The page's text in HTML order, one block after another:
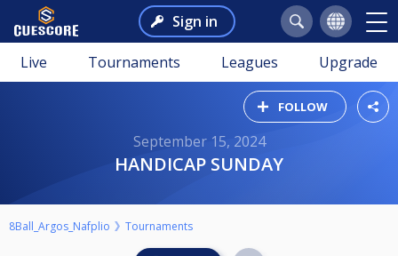
Sign in
Live Tournaments Leagues Upgrade
FOLLOW
September 15, 2024
HANDICAP SUNDAY
8Ball_Argos_Nafplio Tournaments